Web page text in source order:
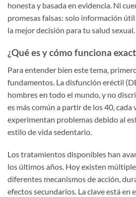
honesta y basada en evidencia. Ni
promesas falsas: solo información
la mejor decisión para tu salud sexual.
¿Qué es y cómo funciona
Para entender bien este tema,
fundamentos. La disfunción eréctil
hombres en todo el mundo, y no
es más común a partir de los 40, cada
experimentan problemas debido al
estilo de vida sedentario.
Los tratamientos disponibles han
los últimos años. Hoy existen
diferentes mecanismos de acción,
efectos secundarios. La clave está en